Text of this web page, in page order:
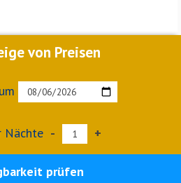
von Preisen
Nächte - +
prüfen